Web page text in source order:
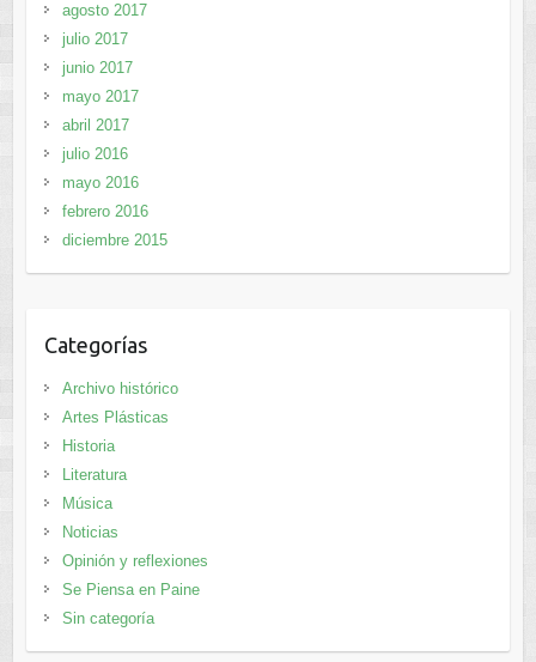
agosto 2017
julio 2017
junio 2017
mayo 2017
abril 2017
julio 2016
mayo 2016
febrero 2016
diciembre 2015
Categorías
Archivo histórico
Artes Plásticas
Historia
Literatura
Música
Noticias
Opinión y reflexiones
Se Piensa en Paine
Sin categoría